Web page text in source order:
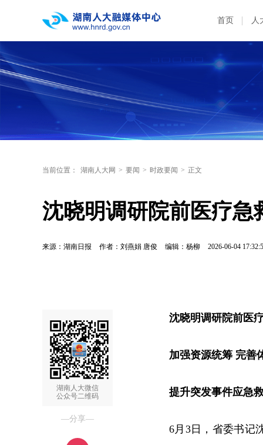
首页 人
当前位置： 湖南人大网 > 要闻 > 时政要闻 > 正文
沈晓明调研院前医疗急
来源：湖南日报 作者：刘燕娟 唐俊 编辑：杨柳 2026-06-04
湖南人大微信
公众号二维码
—分享—
沈晓明调研院前医
加强资源统筹 完善
提升突发事件应急
6月3日，省委书记